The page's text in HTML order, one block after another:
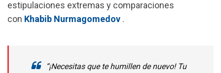
estipulaciones extremas y comparaciones
con Khabib Nurmagomedov .
“¡Necesitas que te humillen de nuevo! Tu